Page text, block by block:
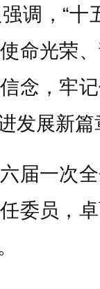
调，“十
命光荣
念，牢
发展新篇
一次全
委员，